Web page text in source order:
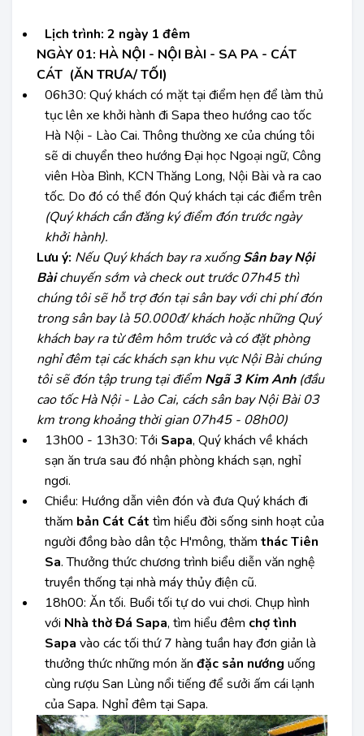
Lịch trình: 2 ngày 1 đêm
NGÀY 01: HÀ NỘI - NỘI BÀI - SA PA - CÁT
CÁT (ĂN TRƯA/ TỐI)
06h30: Quý khách có mặt tại điểm hẹn để làm thủ
tục lên xe khởi hành đi Sapa theo hướng cao tốc
Hà Nội - Lào Cai. Thông thường xe của chúng tôi
sẽ di chuyển theo hướng Đại học Ngoại ngữ, Công
viên Hòa Bình, KCN Thăng Long, Nội Bài và ra cao
tốc. Do đó có thể đón Quý khách tại các điểm trên
(Quý khách cần đăng ký điểm đón trước ngày
khởi hành).
Lưu ý: Nếu Quý khách bay ra xuốngSân bay Nội
Bàichuyến sớm và check out trước 07h45 thì
chúng tôi sẽ hỗ trợ đón tại sân bay với chi phí đón
trong sân bay là 50.000đ/ khách hoặc những Quý
khách bay ra từ đêm hôm trước và có đặt phòng
nghỉ đêm tại các khách sạn khu vực Nội Bài chúng
tôi sẽ đón tập trung tại điểm Ngã 3 Kim Anh(đầu
cao tốc Hà Nội - Lào Cai, cách sân bay Nội Bài 03
km trong khoảng thời gian 07h45 - 08h00)
13h00 - 13h30: Tới Sapa, Quý khách về khách
sạn ăn trưa sau đó nhận phòng khách sạn, nghỉ
ngơi.
Chiều: Hướng dẫn viên đón và đưa Quý khách đi
thăm bản Cát Cát tìm hiểu đời sống sinh hoạt của
người đồng bào dân tộc H'mông, thăm thác Tiên
Sa. Thưởng thức chương trình biểu diễn văn nghệ
truyền thống tại nhà máy thủy điện cũ.
18h00: Ăn tối. Buổi tối tự do vui chơi. Chụp hình
với Nhà thờ Đá Sapa, tìm hiểu đêm chợ tình
Sapa vào các tối thứ 7 hàng tuần hay đơn giản là
thưởng thức những món ăn đặc sản nướng uống
cùng rượu San Lùng nổi tiếng để sưởi ấm cái lạnh
của Sapa. Nghỉ đêm tại Sapa.